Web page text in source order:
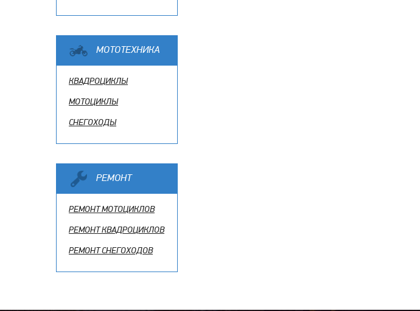
МОТОТЕХНИКА
КВАДРОЦИКЛЫ
МОТОЦИКЛЫ
СНЕГОХОДЫ
РЕМОНТ
РЕМОНТ МОТОЦИКЛОВ
РЕМОНТ КВАДРОЦИКЛОВ
РЕМОНТ СНЕГОХОДОВ